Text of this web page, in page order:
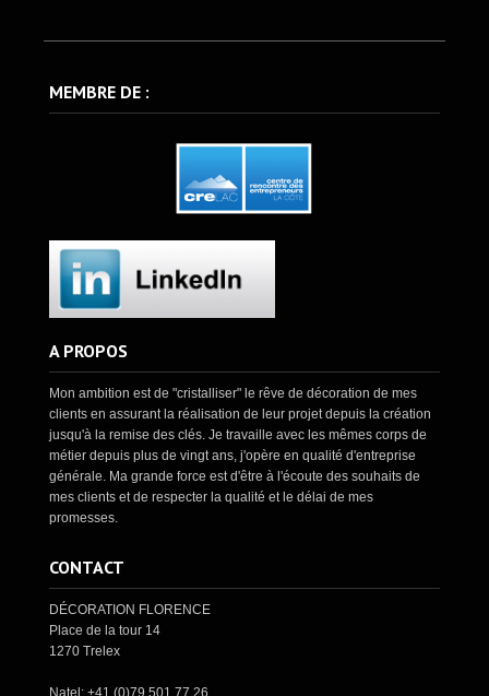
MEMBRE DE :
A PROPOS
Mon ambition est de "cristalliser" le rêve de décoration de mes
clients en assurant la réalisation de leur projet depuis la création
jusqu'à la remise des clés. Je travaille avec les mêmes corps de
métier depuis plus de vingt ans, j'opère en qualité d'entreprise
générale. Ma grande force est d'être à l'écoute des souhaits de
mes clients et de respecter la qualité et le délai de mes
promesses.
CONTACT
DÉCORATION FLORENCE
Place de la tour 14
1270 Trelex